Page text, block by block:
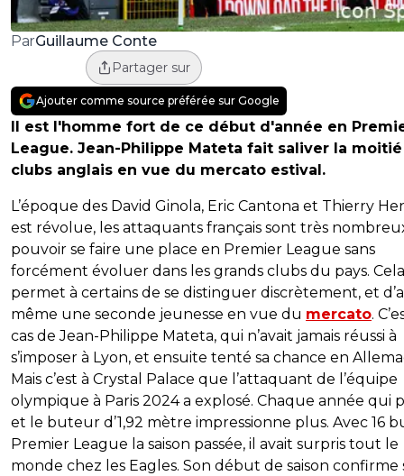
ParGuillaume Conte
Partager sur
Ajouter comme source préférée sur Google
Il est l'homme fort de ce début d'année en
League. Jean-Philippe Mateta fait saliver la
clubs anglais en vue du mercato estival.
L’époque des David Ginola, Eric Cantona et Thierry
est révolue, les attaquants français sont très
pouvoir se faire une place en Premier League sans
forcément évoluer dans les grands clubs du pays. Cela
permet à certains de se distinguer discrètement, et
même une seconde jeunesse en vue du mercato.
cas de Jean-Philippe Mateta, qui n’avait jamais réussi à
s’imposer à Lyon, et ensuite tenté sa chance en
Mais c’est à Crystal Palace que l’attaquant de l’équipe
olympique à Paris 2024 a explosé. Chaque année qui
et le buteur d’1,92 mètre impressionne plus. Avec 16
Premier League la saison passée, il avait surpris tout le
monde chez les Eagles. Son début de saison confirme